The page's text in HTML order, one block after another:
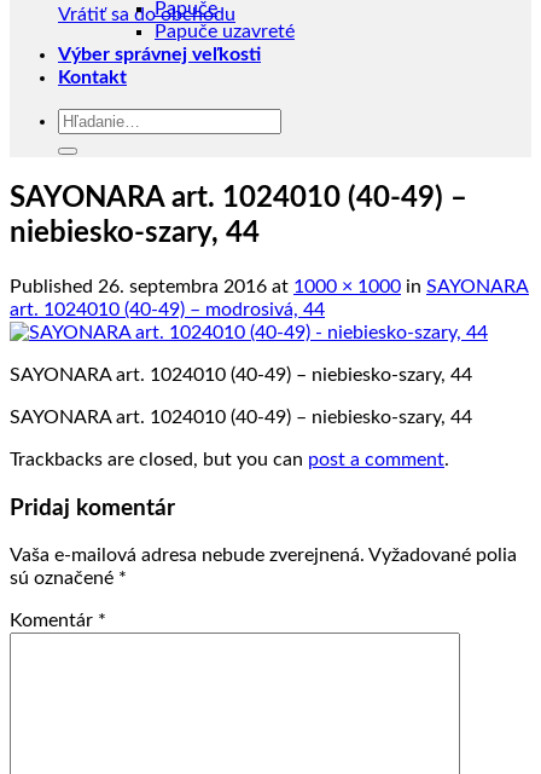
Vrátiť sa do obchodu
Papuče
Papuče uzavreté
Výber správnej veľkosti
Kontakt
Hľadať:
SAYONARA art. 1024010 (40-49) –
niebiesko-szary, 44
Published 26. septembra 2016 at 1000 × 1000 in SAYONARA
art. 1024010 (40-49) – modrosivá, 44
SAYONARA art. 1024010 (40-49) – niebiesko-szary, 44
SAYONARA art. 1024010 (40-49) – niebiesko-szary, 44
Trackbacks are closed, but you can post a comment.
Pridaj komentár
Vaša e-mailová adresa nebude zverejnená. Vyžadované polia
sú označené *
Komentár *